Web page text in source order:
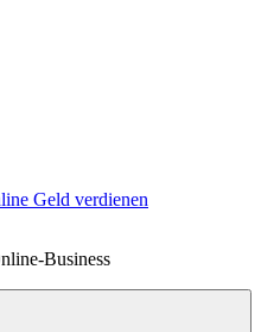
Geld verdienen
Business